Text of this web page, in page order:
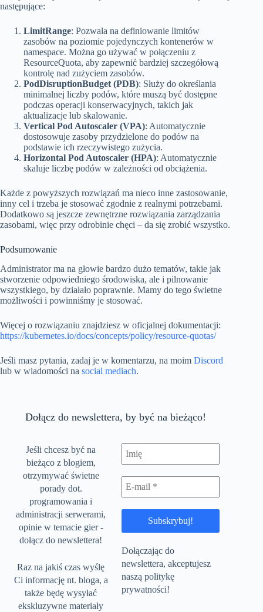
następujące:
LimitRange: Pozwala na definiowanie limitów
zasobów na poziomie pojedynczych kontenerów w
namespace. Można go używać w połączeniu z
ResourceQuota, aby zapewnić bardziej szczegółową
kontrolę nad zużyciem zasobów.
PodDisruptionBudget (PDB): Służy do określania
minimalnej liczby podów, które muszą być dostępne
podczas operacji konserwacyjnych, takich jak
aktualizacje lub skalowanie.
Vertical Pod Autoscaler (VPA): Automatycznie
dostosowuje zasoby przydzielone do podów na
podstawie ich rzeczywistego zużycia.
Horizontal Pod Autoscaler (HPA): Automatycznie
skaluje liczbę podów w zależności od obciążenia.
Każde z powyższych rozwiązań ma nieco inne zastosowanie,
inny cel i trzeba je stosować zgodnie z realnymi potrzebami.
Dodatkowo są jeszcze zewnętrzne rozwiązania zarządzania
zasobami, więc przy odrobinie chęci – da się zrobić wszystko.
Podsumowanie
Administrator ma na głowie bardzo dużo tematów, takie jak
stworzenie odpowiedniego środowiska, ale i pilnowanie
wszystkiego, by działało poprawnie. Mamy do tego świetne
możliwości i powinniśmy je stosować.
Więcej o rozwiązaniu znajdziesz w oficjalnej dokumentacji:
https://kubernetes.io/docs/concepts/policy/resource-quotas/
Jeśli masz pytania, zadaj je w komentarzu, na moim Discord
lub w wiadomości na social mediach.
Dołącz do newslettera, by być na bieżąco!
Jeśli chcesz być na
bieżąco z blogiem,
otrzymywać świetne
porady dot.
programowania i
administracji serwerami,
opinie w temacie gier -
dołącz do newslettera!
Raz na jakiś czas wyślę
Ci informację nt. bloga, a
także będę wysyłać
ekskluzywne materiały
Dołączając do
newslettera, akceptujesz
naszą politykę
prywatności!